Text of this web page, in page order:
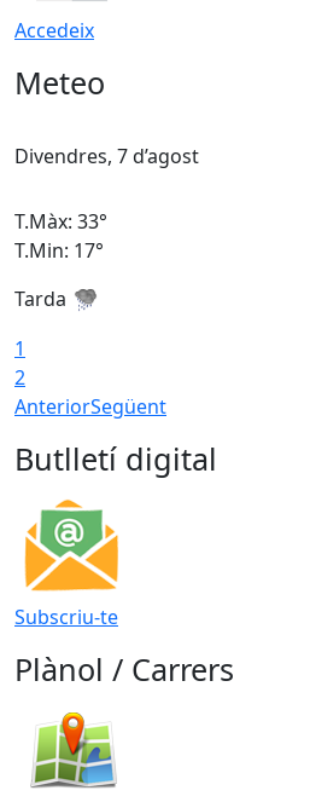
Accedeix
Meteo
Divendres, 7 d’agost
T.Màx: 33°
T.Min: 17°
Tarda
1
2
AnteriorSegüent
Butlletí digital
Subscriu-te
Plànol / Carrers